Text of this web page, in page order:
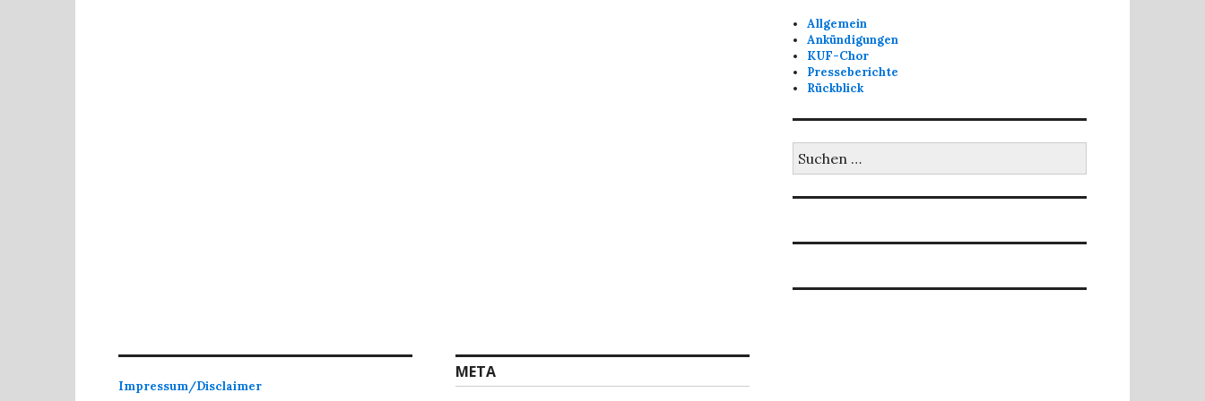
Allgemein
Ankündigungen
KUF-Chor
Presseberichte
Rückblick
nach:
Impressum/Disclaimer
META